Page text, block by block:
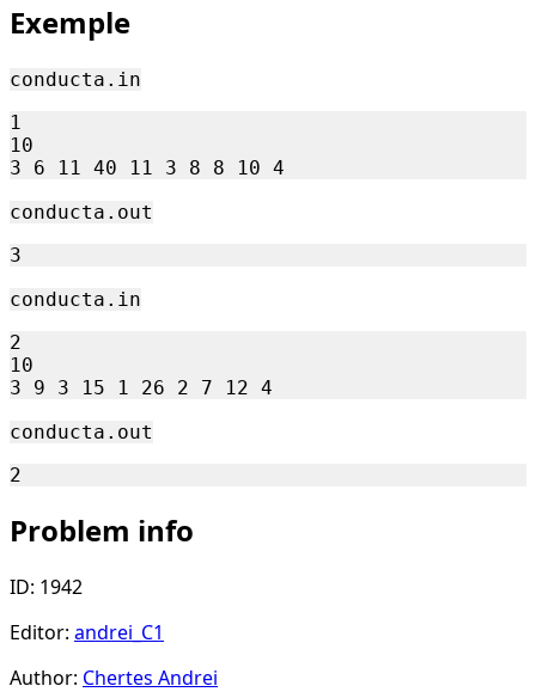
10^5
2
Exemple
conducta.in
1
10
conducta.out
conducta.in
2
10
conducta.out
Problem info
ID: 1942
Editor: andrei_C1
Author: Chertes Andrei